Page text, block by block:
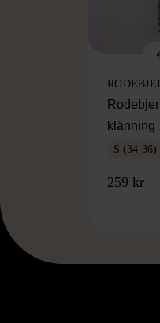
klänning
S (34-36)
259 kr